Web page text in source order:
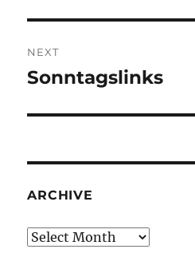
NEXT
Next
Sonntagslinks
ARCHIVE
Archive